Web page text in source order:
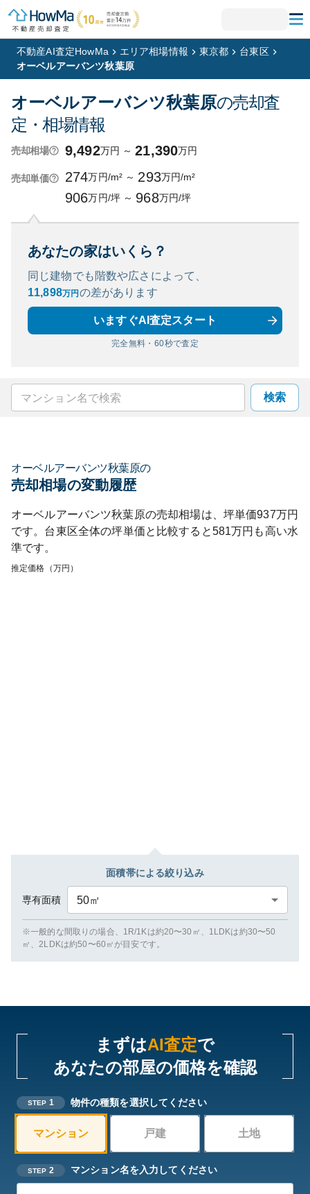
不動産AI査定HowMa エリア相場情報 東京都
台東区
オーベルアーバンツ秋葉原
オーベルアーバンツ秋葉原の売却査
定・相場情報
売却相場 9,492万円 ～ 21,390万円
売却単価 274万円/m² ～ 293万円/m²
906万円/坪 ～ 968万円/坪
あなたの家はいくら？
同じ建物でも階数や広さによって、
11,898万円 の差があります
いますぐAI査定スタート
完全無料・60秒で査定
検索
オーベルアーバンツ秋葉原の
売却相場の変動履歴
オーベルアーバンツ秋葉原の売却相場は、坪単価937万円
です。 台東区全体の坪単価と比較すると581万円も高い水
準です。
推定価格（万円）
面積帯による絞り込み
専有面積 50㎡
※一般的な間取りの場合、1R/1Kは約20〜30㎡、1LDKは約30〜50
㎡、2LDKは約50〜60㎡が目安です。
まずはAI査定で
あなたの部屋の価格を確認
STEP 1 物件の種類を選択してください
マンション 戸建 土地
STEP 2 マンション名を入力してください